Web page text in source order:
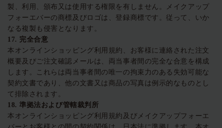
製、利用、頒布又は使用する権限を有しません。メイクアップ
フォーエバーの商標及びロゴは、登録商標です。従って、いか
なる複製も侵害となります。
17. 完全合意
本オンラインショッピング利用規約、お客様に連絡された注文
概要及びご注文確認メールは、両当事者間の完全な合意を構成
します。これらは両当事者間の唯一の拘束力のある失効可能な
契約文書であり、他の文書又は商品の写真は例示的なものとし
て排除されます。
18.準拠法および管轄裁判所
本オンラインショッピング利用規約及びメイクアップフォーエ